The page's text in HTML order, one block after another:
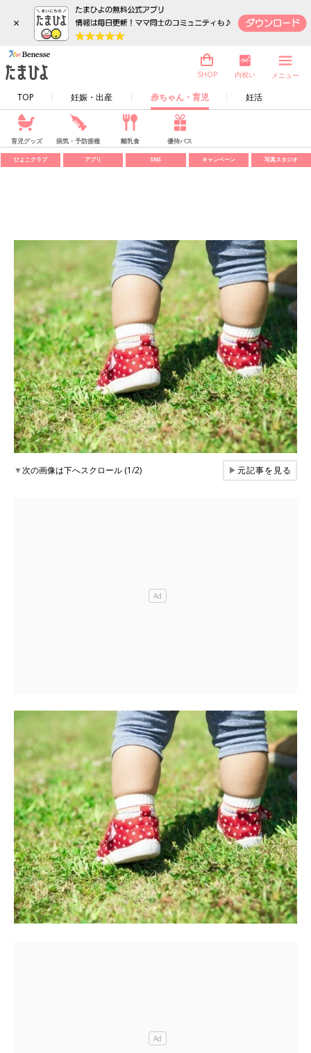
×
TOP 妊娠・出産 赤ちゃん・育児 妊活
SHOP 内祝い メニュー
育児グッズ 病気・予防接種 離乳食 優待パス
ひよこクラブ アプリ SNS キャンペーン 写真スタジオ
▼次の画像は下へスクロール (1/2) ▶元記事を見る